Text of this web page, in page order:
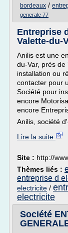
bordeaux /
generale 77
Entreprise
Valette-du-
Anilis est une
du-Var, près
installation ou
contacter pour
Société pour
encore
encore
Anilis, société
Lire la suite
Site : http://
Thèmes liés :
entreprise d
electricite /
electricite
Société